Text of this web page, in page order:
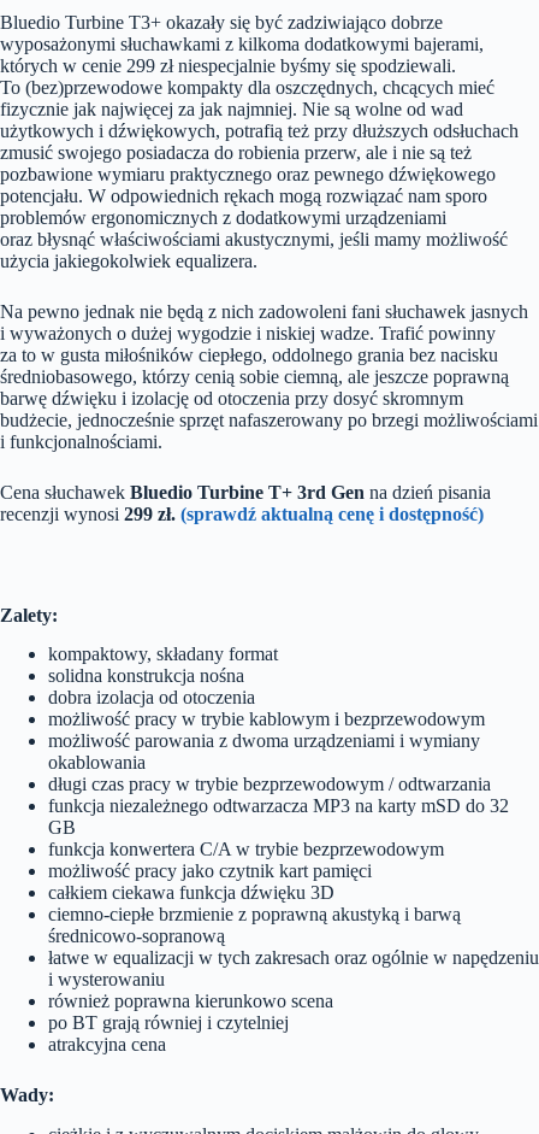
Bluedio Turbine T3+ okazały się być zadziwiająco dobrze
wyposażonymi słuchawkami z kilkoma dodatkowymi bajerami,
których w cenie 299 zł niespecjalnie byśmy się spodziewali.
To (bez)przewodowe kompakty dla oszczędnych, chcących mieć
fizycznie jak najwięcej za jak najmniej. Nie są wolne od wad
użytkowych i dźwiękowych, potrafią też przy dłuższych odsłuchach
zmusić swojego posiadacza do robienia przerw, ale i nie są też
pozbawione wymiaru praktycznego oraz pewnego dźwiękowego
potencjału. W odpowiednich rękach mogą rozwiązać nam sporo
problemów ergonomicznych z dodatkowymi urządzeniami
oraz błysnąć właściwościami akustycznymi, jeśli mamy możliwość
użycia jakiegokolwiek equalizera.
Na pewno jednak nie będą z nich zadowoleni fani słuchawek jasnych
i wyważonych o dużej wygodzie i niskiej wadze. Trafić powinny
za to w gusta miłośników ciepłego, oddolnego grania bez nacisku
średniobasowego, którzy cenią sobie ciemną, ale jeszcze poprawną
barwę dźwięku i izolację od otoczenia przy dosyć skromnym
budżecie, jednocześnie sprzęt nafaszerowany po brzegi możliwościami
i funkcjonalnościami.
Cena słuchawek Bluedio Turbine T+ 3rd Gen na dzień pisania
recenzji wynosi 299 zł. (sprawdź aktualną cenę i dostępność)
Zalety:
kompaktowy, składany format
solidna konstrukcja nośna
dobra izolacja od otoczenia
możliwość pracy w trybie kablowym i bezprzewodowym
możliwość parowania z dwoma urządzeniami i wymiany
okablowania
długi czas pracy w trybie bezprzewodowym / odtwarzania
funkcja niezależnego odtwarzacza MP3 na karty mSD do 32
GB
funkcja konwertera C/A w trybie bezprzewodowym
możliwość pracy jako czytnik kart pamięci
całkiem ciekawa funkcja dźwięku 3D
ciemno-ciepłe brzmienie z poprawną akustyką i barwą
średnicowo-sopranową
łatwe w equalizacji w tych zakresach oraz ogólnie w napędzeniu
i wysterowaniu
również poprawna kierunkowo scena
po BT grają równiej i czytelniej
atrakcyjna cena
Wady: